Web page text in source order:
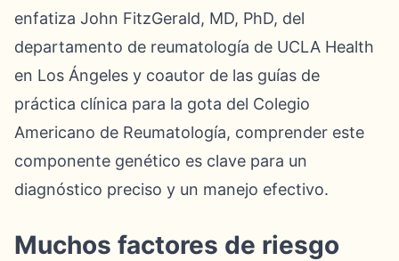
enfatiza John FitzGerald, MD, PhD, del
departamento de reumatología de UCLA Health
en Los Ángeles y coautor de las guías de
práctica clínica para la gota del Colegio
Americano de Reumatología, comprender este
componente genético es clave para un
diagnóstico preciso y un manejo efectivo.
Muchos factores de riesgo